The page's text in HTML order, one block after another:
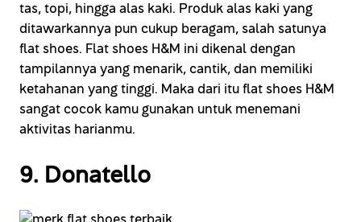
tas, topi, hingga alas kaki. Produk alas kaki yang
ditawarkannya pun cukup beragam, salah satunya
flat shoes. Flat shoes H&M ini dikenal dengan
tampilannya yang menarik, cantik, dan memiliki
ketahanan yang tinggi. Maka dari itu flat shoes H&M
sangat cocok kamu gunakan untuk menemani
aktivitas harianmu.
9. Donatello